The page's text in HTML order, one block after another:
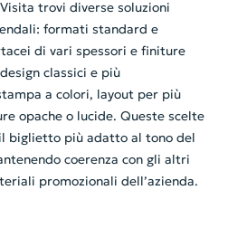
trovi diverse soluzioni
formati standard e
di vari spessori e finiture
classici e più
a colori, layout per più
opache o lucide. Queste scelte
biglietto più adatto al tono del
coerenza con gli altri
promozionali dell’azienda.